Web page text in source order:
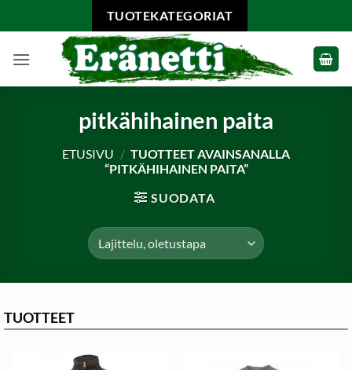
to
TUOTEKATEGORIAT
pitkähihainen paita
ETUSIVU / TUOTTEET AVAINSANALLA
“PITKÄHIHAINEN PAITA”
SUODATA
TUOTTEET